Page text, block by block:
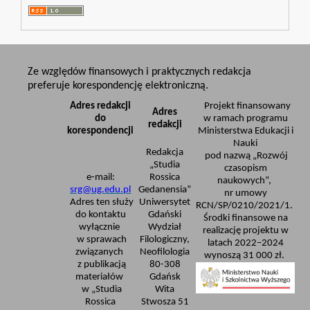
Ze względów finansowych i praktycznych redakcja
preferuje korespondencję elektroniczną.
Adres redakcji
do
korespondencji
Adres
redakcji
Projekt finansowany
w ramach programu
Ministerstwa Edukacji i
Nauki
pod nazwą „Rozwój
czasopism
naukowych”,
nr umowy
RCN/SP/0210/2021/1.
Środki finansowe na
realizację projektu w
latach 2022–2024
wynoszą 31 000 zł.
e-mail:
srg@ug.edu.pl
Adres ten służy
do kontaktu
wyłącznie
w sprawach
związanych
z publikacją
materiałów
w „Studia
Rossica
Redakcja
„Studia
Rossica
Gedanensia”
Uniwersytet
Gdański
Wydział
Filologiczny,
Neofilologia
80-308
Gdańsk
Wita
Stwosza 51